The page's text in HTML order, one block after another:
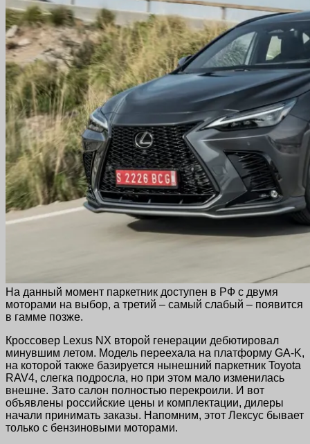
На данный момент паркетник доступен в РФ с двумя
моторами на выбор, а третий – самый слабый – появится
в гамме позже.
Кроссовер Lexus NX второй генерации дебютировал
минувшим летом. Модель переехала на платформу GA-K,
на которой также базируется нынешний паркетник Toyota
RAV4, слегка подросла, но при этом мало изменилась
внешне. Зато салон полностью перекроили. И вот
объявлены российские цены и комплектации, дилеры
начали принимать заказы. Напомним, этот Лексус бывает
только с бензиновыми моторами.